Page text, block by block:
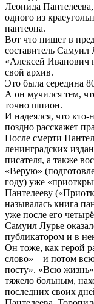
Леонида
одного из
пантеона.
Вот что пишет в
составитель Самуил
«Алексей Иванович
свой архив.
Это была середина
А он мучился тем,
точно шпион.
И надеялся, что кто-
поздно расскажет
После смерти
ленинградских
писателя, а также
«Верую»
году) уже
Пантелееву
называлась книга
уже после его
Самуил Лурье
публикатором и в
Он тоже, как герой
слово» – и потом
посту». «Всю жизнь»
тяжело больным,
последних своих